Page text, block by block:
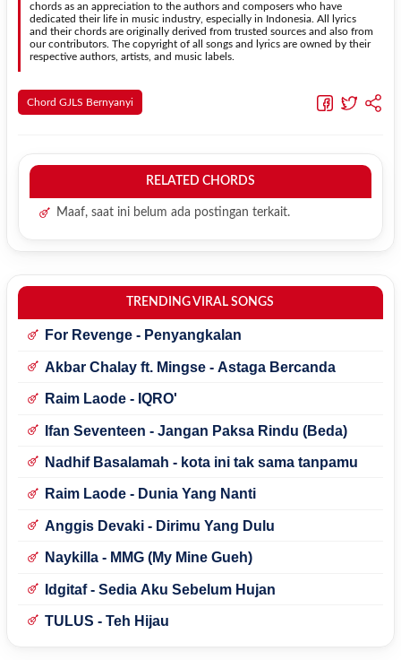
chords as an appreciation to the authors and composers who have
dedicated their life in music industry, especially in Indonesia. All lyrics
and their chords are originally derived from trusted sources and also from
our contributors. The copyright of all songs and lyrics are owned by their
respective authors, artists, and music labels.
Chord GJLS Bernyanyi
RELATED CHORDS
Maaf, saat ini belum ada postingan terkait.
TRENDING VIRAL SONGS
For Revenge - Penyangkalan
Akbar Chalay ft. Mingse - Astaga Bercanda
Raim Laode - IQRO'
Ifan Seventeen - Jangan Paksa Rindu (Beda)
Nadhif Basalamah - kota ini tak sama tanpamu
Raim Laode - Dunia Yang Nanti
Anggis Devaki - Dirimu Yang Dulu
Naykilla - MMG (My Mine Gueh)
Idgitaf - Sedia Aku Sebelum Hujan
TULUS - Teh Hijau